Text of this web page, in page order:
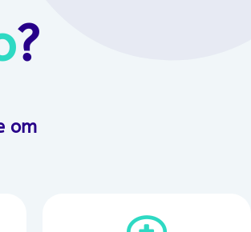
?
om